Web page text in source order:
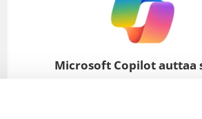
Microsoft Copilot auttaa